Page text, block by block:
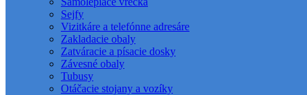
Sejfy
Vizitkáre a telefónne adresáre
Zakladacie obaly
Zatváracie a písacie dosky
Závesné obaly
Tubusy
Otáčacie stojany a vozíky